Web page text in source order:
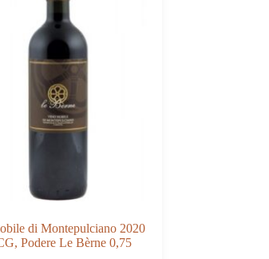
di Montepulciano 2020
Podere Le Bèrne 0,75